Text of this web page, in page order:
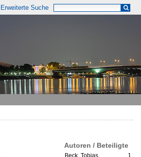
Erweiterte Suche
Autoren / Beteiligte